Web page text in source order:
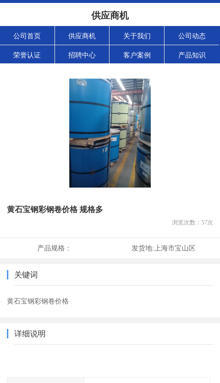
供应商机
公司首页 供应商机 关于我们 公司动态
荣誉认证 招聘中心 客户案例 产品知识
黄石宝钢彩钢卷价格 规格多
浏览次数： 57次
产品规格： 发货地: 上海市宝山区
关键词
黄石宝钢彩钢卷价格
详细说明